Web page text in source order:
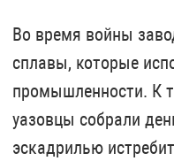
Во время войны
сплавы, которые
промышленности. К
уазовцы собрали
эскадрилью